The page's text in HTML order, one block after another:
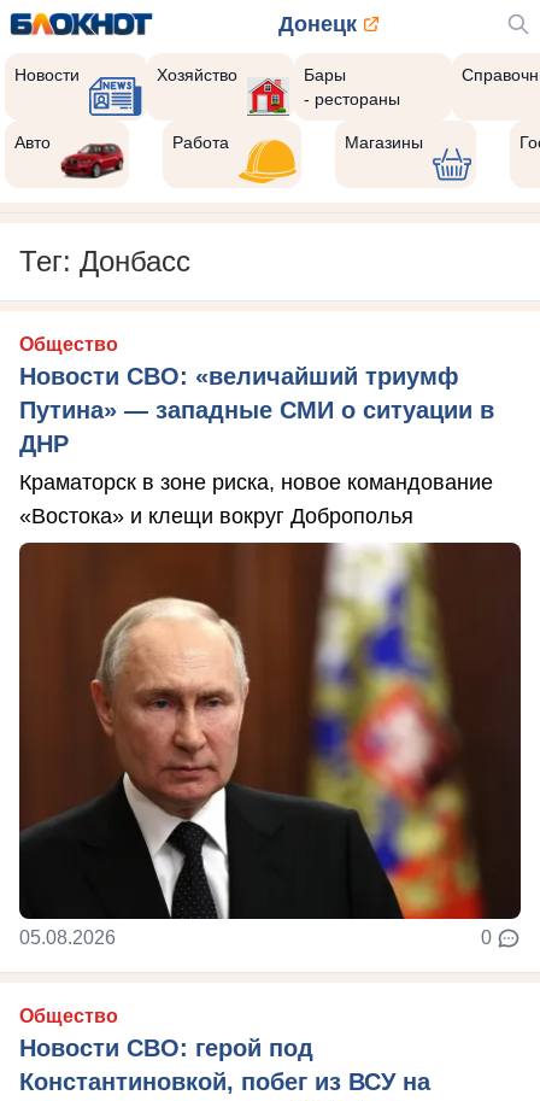
Донецк
Новости Хозяйство
Бары
- рестораны
Авто Работа Магазины
Тег: Донбасс
Общество
Новости СВО: «величайший триумф
Путина» — западные СМИ о ситуации в
ДНР
Краматорск в зоне риска, новое командование
«Востока» и клещи вокруг Доброполья
05.08.2026 0
Общество
Новости СВО: герой под
Константиновкой, побег из ВСУ на